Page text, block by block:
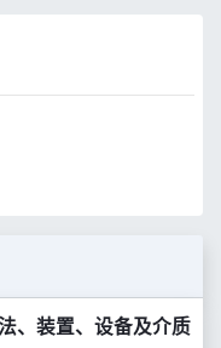
、装置、设备及介质